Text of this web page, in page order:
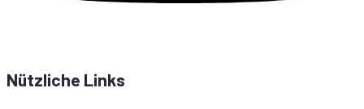
Nützliche Links